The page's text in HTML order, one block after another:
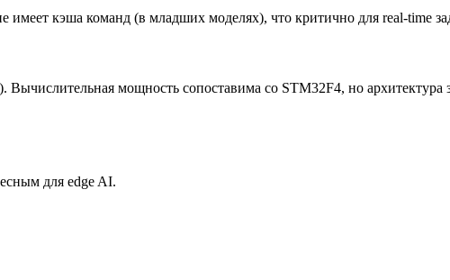
имеет кэша команд (в младших моделях), что критично для real-time
мощность сопоставима со STM32F4, но архитектура
для edge AI.